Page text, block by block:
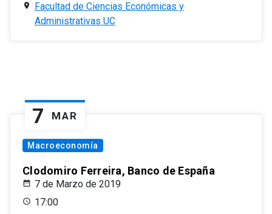
Facultad de Ciencias Económicas y
Administrativas UC
7 MAR
Macroeconomía
Clodomiro Ferreira, Banco de España
7 de Marzo de 2019
17:00